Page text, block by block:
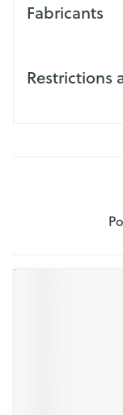
Fabricants
Restrictions